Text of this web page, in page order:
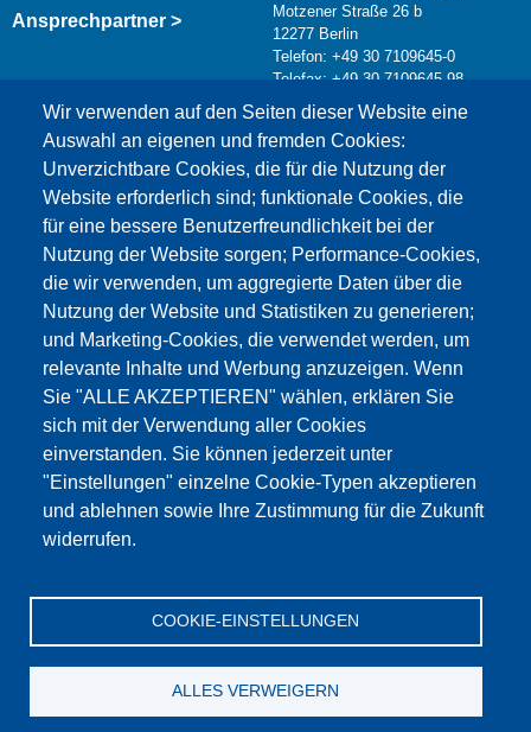
Wir verwenden auf den Seiten dieser Website eine
Auswahl an eigenen und fremden Cookies:
Unverzichtbare Cookies, die für die Nutzung der
Website erforderlich sind; funktionale Cookies, die
für eine bessere Benutzerfreundlichkeit bei der
Nutzung der Website sorgen; Performance-Cookies,
die wir verwenden, um aggregierte Daten über die
Nutzung der Website und Statistiken zu generieren;
und Marketing-Cookies, die verwendet werden, um
relevante Inhalte und Werbung anzuzeigen. Wenn
Sie "ALLE AKZEPTIEREN" wählen, erklären Sie
sich mit der Verwendung aller Cookies
einverstanden. Sie können jederzeit unter
"Einstellungen" einzelne Cookie-Typen akzeptieren
und ablehnen sowie Ihre Zustimmung für die Zukunft
widerrufen.
COOKIE-EINSTELLUNGEN
ALLES VERWEIGERN
Ansprechpartner >
Motzener Straße 26 b
12277 Berlin
Telefon: +49 30 7109645-0
Telefax: +49 30 7109645-98
info@testing.de
Dieser Inhalt ist blockiert, da die Google Maps
Cookies nicht akzeptiert wurden.
NUR DIE GOOGLE MAPS COOKIES
AKZEPTIEREN.
Alle Cookies akzeptieren